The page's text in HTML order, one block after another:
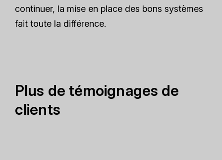
continuer, la mise en place des bons systèmes
fait toute la différence.
Plus de témoignages de
clients